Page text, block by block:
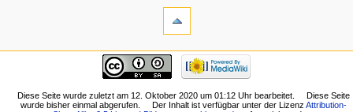
Diese Seite wurde zuletzt am 12. Oktober 2020 um 01:12 Uhr bearbeitet.
Diese Seite
wurde bisher einmal abgerufen.
Der Inhalt ist verfügbar unter der LizenzAttribution-